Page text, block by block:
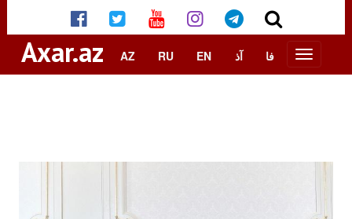
Axar.az AZ RU EN آذ فا